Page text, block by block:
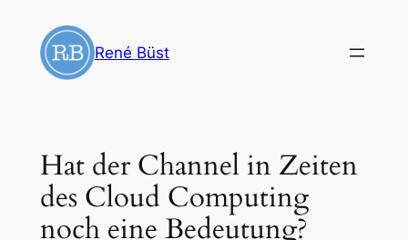
Inhalt
springen
René Büst
Hat der Channel in Zeiten
des Cloud Computing
noch eine Bedeutung?